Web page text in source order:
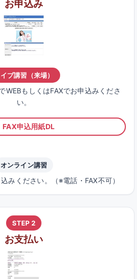
お申込み
ブ講習（来場）
WEBもしくはFAXでお申込みくださ
い。
FAX申込用紙DL
オンライン講習
みください。（※電話・FAX不可）
STEP 2
お支払い